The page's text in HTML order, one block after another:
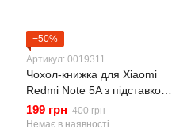
−50%
Артикул: 0019311
Чохол-книжка для Xiaomi
Redmi Note 5A з підставкою
на сяомі редмі нот 5а чорна
gd1
199 грн 400 грн
Немає в наявності